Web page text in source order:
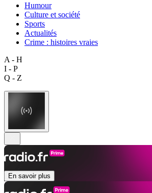
Humour
Culture et société
Sports
Actualités
Crime : histoires vraies
A - H
I - P
Q - Z
En savoir plus